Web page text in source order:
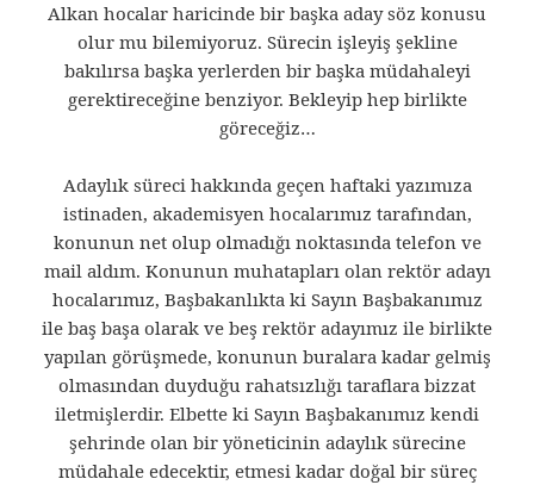
Alkan hocalar haricinde bir başka aday söz konusu
olur mu bilemiyoruz. Sürecin işleyiş şekline
bakılırsa başka yerlerden bir başka müdahaleyi
gerektireceğine benziyor. Bekleyip hep birlikte
göreceğiz…
Adaylık süreci hakkında geçen haftaki yazımıza
istinaden, akademisyen hocalarımız tarafından,
konunun net olup olmadığı noktasında telefon ve
mail aldım. Konunun muhatapları olan rektör adayı
hocalarımız, Başbakanlıkta ki Sayın Başbakanımız
ile baş başa olarak ve beş rektör adayımız ile birlikte
yapılan görüşmede, konunun buralara kadar gelmiş
olmasından duyduğu rahatsızlığı taraflara bizzat
iletmişlerdir. Elbette ki Sayın Başbakanımız kendi
şehrinde olan bir yöneticinin adaylık sürecine
müdahale edecektir, etmesi kadar doğal bir süreç